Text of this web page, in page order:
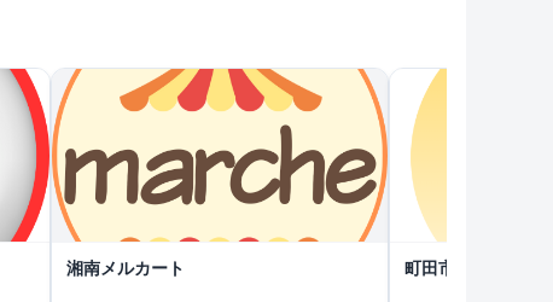
湘南メルカート 町田市日曜朝市